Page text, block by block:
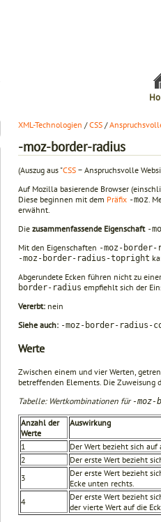
XML-Technologien /CSS /
-moz-border-radius
(Auszug aus "CSS − Anspruchsvolle
Auf Mozilla basierende Browser
Diese beginnen mit dem Präfix -moz .
erwähnt.
Die zusammenfassende Eigenschaft -
Mit den Eigenschaften -moz-
-moz-border-radius-topright
Abgerundete Ecken führen nicht zu
border-radius empfiehlt sich der
Vererbt: nein
Siehe auch: -moz-border-radius-
Werte
Zwischen einem und vier Werten,
betreffenden Elements. Die Zuweisung
Tabelle: Wertkombinationen für-
Anzahl der
Werte
Auswirkung
1
Der Wert bezieht sich
2
Der erste Wert bezieht
3
Der erste Wert bezieht
Ecke unten rechts.
4
Der erste Wert bezieht
der vierte Wert auf die